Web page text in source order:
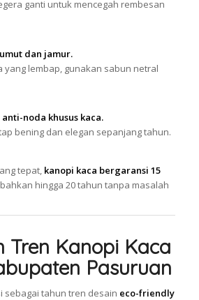
ganti untuk mencegah rembesan
dan jamur.
yang lembap, gunakan sabun netral
noda khusus kaca.
bening dan elegan sepanjang tahun.
tepat, kanopi kaca bergaransi 15
hingga 20 tahun tanpa masalah
Tren Kanopi Kaca
Pasuruan
sebagai tahun tren desain eco-friendly